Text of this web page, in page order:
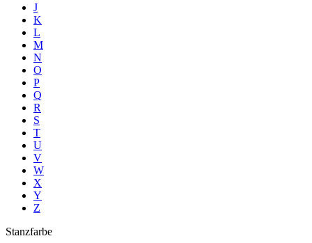
J
K
L
M
N
O
P
Q
R
S
T
U
V
W
X
Y
Z
Stanzfarbe